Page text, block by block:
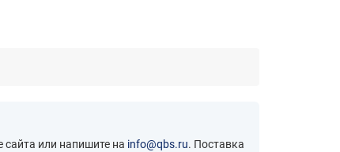
или напишите на info@qbs.ru. Поставка